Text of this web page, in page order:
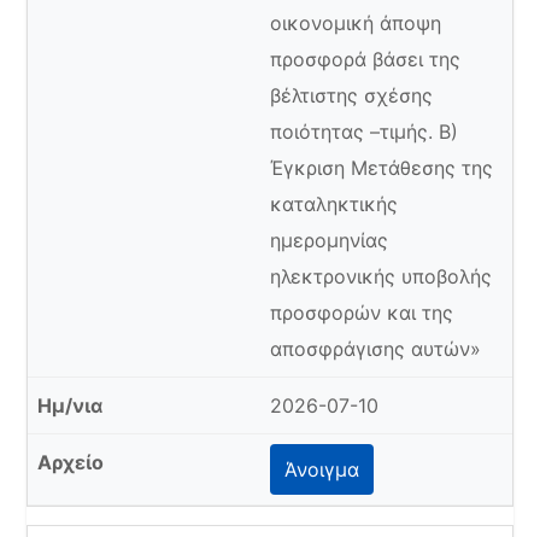
οικονομική άποψη
προσφορά βάσει της
βέλτιστης σχέσης
ποιότητας –τιμής. Β)
Έγκριση Μετάθεσης της
καταληκτικής
ημερομηνίας
ηλεκτρονικής υποβολής
προσφορών και της
αποσφράγισης αυτών»
2026-07-10
Άνοιγμα